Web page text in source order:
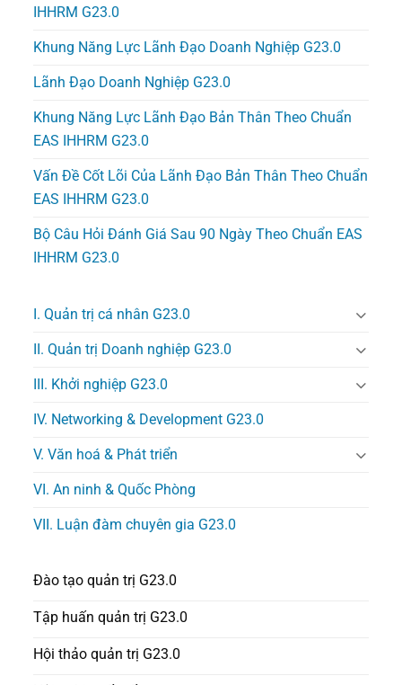
IHHRM G23.0
Khung Năng Lực Lãnh Đạo Doanh Nghiệp G23.0
Lãnh Đạo Doanh Nghiệp G23.0
Khung Năng Lực Lãnh Đạo Bản Thân Theo Chuẩn
EAS IHHRM G23.0
Vấn Đề Cốt Lõi Của Lãnh Đạo Bản Thân Theo Chuẩn
EAS IHHRM G23.0
Bộ Câu Hỏi Đánh Giá Sau 90 Ngày Theo Chuẩn EAS
IHHRM G23.0
I. Quản trị cá nhân G23.0
II. Quản trị Doanh nghiệp G23.0
III. Khởi nghiệp G23.0
IV. Networking & Development G23.0
V. Văn hoá & Phát triển
VI. An ninh & Quốc Phòng
VII. Luận đàm chuyên gia G23.0
Đào tạo quản trị G23.0
Tập huấn quản trị G23.0
Hội thảo quản trị G23.0